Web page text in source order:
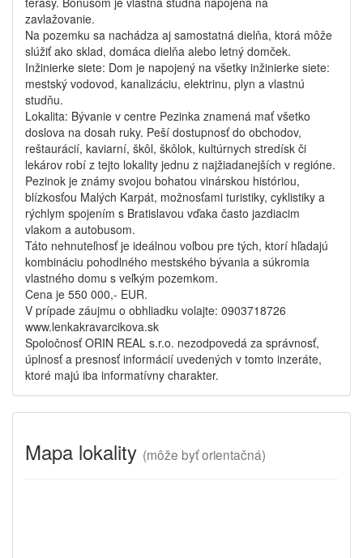
zavlažovanie.
Na pozemku sa nachádza aj samostatná dielňa, ktorá môže
slúžiť ako sklad, domáca dielňa alebo letný domček.
Inžinierke siete: Dom je napojený na všetky inžinierke siete:
mestský vodovod, kanalizáciu, elektrinu, plyn a vlastnú
studňu.
Lokalita: Bývanie v centre Pezinka znamená mať všetko
doslova na dosah ruky. Peší dostupnosť do obchodov,
reštaurácií, kaviarní, škôl, škôlok, kultúrnych stredísk či
lekárov robí z tejto lokality jednu z najžiadanejších v regióne.
Pezinok je známy svojou bohatou vinárskou históriou,
blízkosťou Malých Karpát, možnosťami turistiky, cyklistiky a
rýchlym spojením s Bratislavou vďaka často jazdiacim
vlakom a autobusom.
Táto nehnuteľnosť je ideálnou voľbou pre tých, ktorí hľadajú
kombináciu pohodlného mestského bývania a súkromia
vlastného domu s veľkým pozemkom.
Cena je 550 000,- EUR.
V prípade záujmu o obhliadku volajte: 0903718726
www.lenkakravarcikova.sk
Spoločnosť ORIN REAL s.r.o. nezodpovedá za správnosť,
úplnosť a presnosť informácií uvedených v tomto inzeráte,
ktoré majú iba informatívny charakter.
Mapa lokality (môže byť orientačná)